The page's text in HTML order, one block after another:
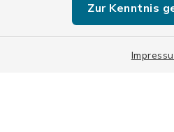
Zur Kenntnis
ISIS